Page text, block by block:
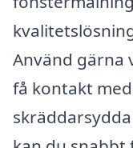
Använd
få kontakt